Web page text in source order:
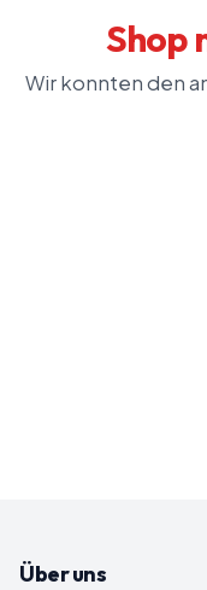
Shop
Wir konnten den
Über uns